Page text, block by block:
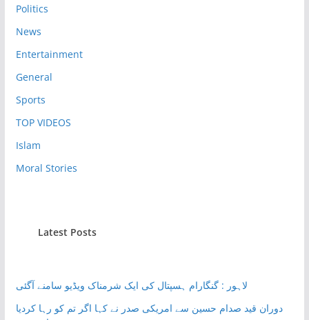
Politics
News
Entertainment
General
Sports
TOP VIDEOS
Islam
Moral Stories
Latest Posts
لاہور : گنگارام ہسپتال کی ایک شرمناک ویڈیو سامنے آگئی
دوران قید صدام حسین سے امریکی صدر نے کہا اگر تم کو رہا کردیا